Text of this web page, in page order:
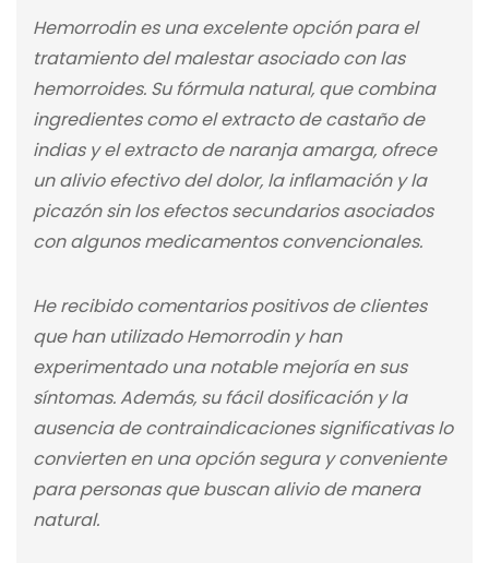
Hemorrodin es una excelente opción para el
tratamiento del malestar asociado con las
hemorroides. Su fórmula natural, que combina
ingredientes como el extracto de castaño de
indias y el extracto de naranja amarga, ofrece
un alivio efectivo del dolor, la inflamación y la
picazón sin los efectos secundarios asociados
con algunos medicamentos convencionales.
He recibido comentarios positivos de clientes
que han utilizado Hemorrodin y han
experimentado una notable mejoría en sus
síntomas. Además, su fácil dosificación y la
ausencia de contraindicaciones significativas lo
convierten en una opción segura y conveniente
para personas que buscan alivio de manera
natural.